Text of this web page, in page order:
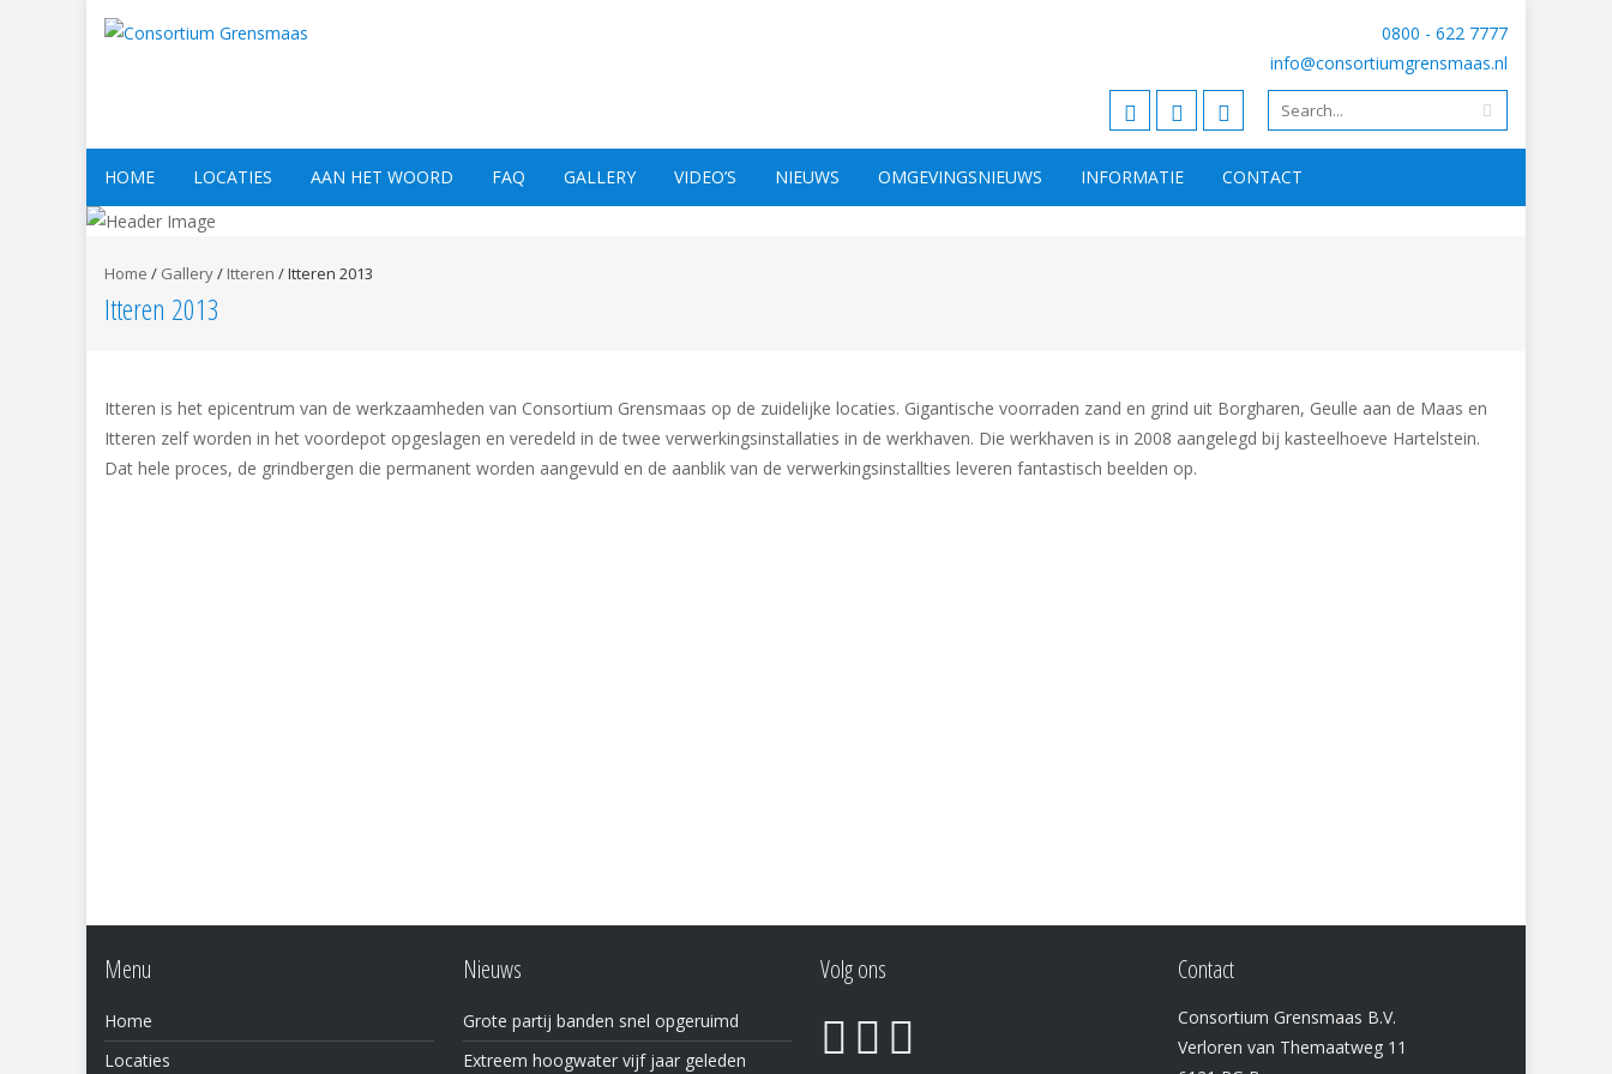
0800 - 622 7777
info@consortiumgrensmaas.nl
HOME LOCATIES AAN HET WOORD FAQ GALLERY VIDEO’S NIEUWS OMGEVINGSNIEUWS INFORMATIE CONTACT
Home / Gallery/ Itteren /Itteren 2013
Itteren 2013
Itteren is het epicentrum van de werkzaamheden van Consortium Grensmaas op de zuidelijke locaties. Gigantische voorraden zand en grind uit Borgharen, Geulle aan de Maas en
Itteren zelf worden in het voordepot opgeslagen en veredeld in de twee verwerkingsinstallaties in de werkhaven. Die werkhaven is in 2008 aangelegd bij kasteelhoeve Hartelstein.
Dat hele proces, de grindbergen die permanent worden aangevuld en de aanblik van de verwerkingsinstallties leveren fantastisch beelden op.
Menu
Home
Locaties
Nieuws
Grote partij banden snel opgeruimd
Extreem hoogwater vijf jaar geleden
Volg ons Contact
Consortium Grensmaas B.V.
Verloren van Themaatweg 11